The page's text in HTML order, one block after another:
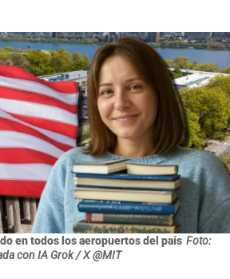
en todos los aeropuertos del país Foto:
con IA Grok / X @MIT